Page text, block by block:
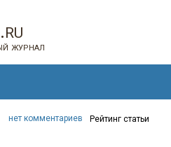
журнал
нет комментариев Рейтинг статьи